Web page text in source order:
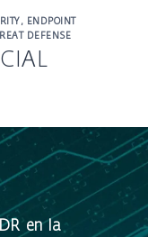
ataques
dedicada para
de cifrado y
ENDPOINT
DEFENSE
de
organización.
en la